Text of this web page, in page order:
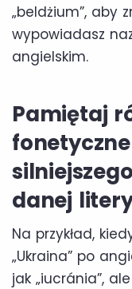
„beldżium”, aby
wypowiadasz
angielskim.
Pamiętaj
fonetyczne
danej
Na przykład,
„Ukraina” po
jak „iucránia”,